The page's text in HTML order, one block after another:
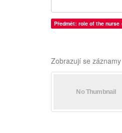
Předmět: role of the nurse
Zobrazují se záznamy